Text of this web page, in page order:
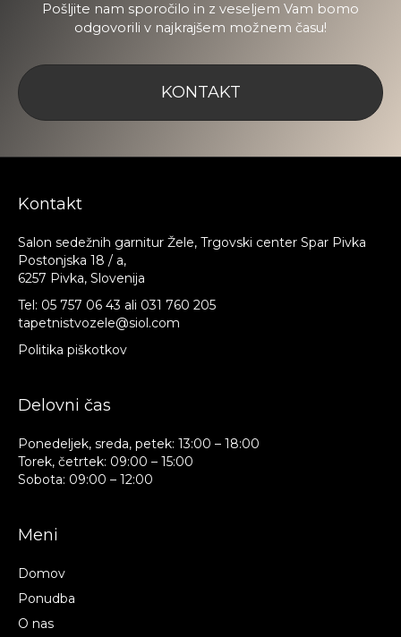
Pošljite nam sporočilo in z veseljem Vam bomo
odgovorili v najkrajšem možnem času!
KONTAKT
Kontakt
Salon sedežnih garnitur Žele, Trgovski center Spar Pivka
Postonjska 18 / a,
6257 Pivka, Slovenija
Tel: 05 757 06 43 ali 031 760 205
tapetnistvozele@siol.com
Politika piškotkov
Delovni čas
Ponedeljek, sreda, petek: 13:00 – 18:00
Torek, četrtek: 09:00 – 15:00
Sobota: 09:00 – 12:00
Meni
Domov
Ponudba
O nas